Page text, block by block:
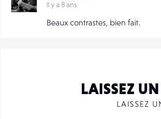
Il y a 8 ans
Beaux contrastes, bien fait.
LAISSEZ
LAISSEZ